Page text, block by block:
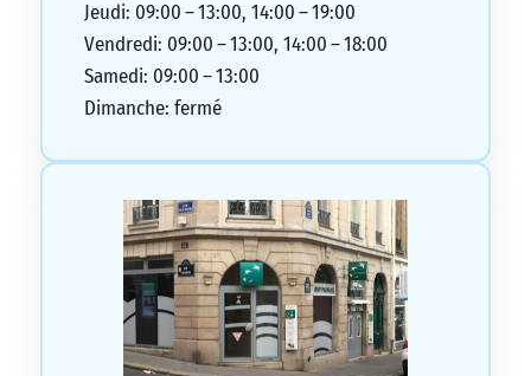
Jeudi: 09:00 – 13:00, 14:00 – 19:00
Vendredi: 09:00 – 13:00, 14:00 – 18:00
Samedi: 09:00 – 13:00
Dimanche: fermé